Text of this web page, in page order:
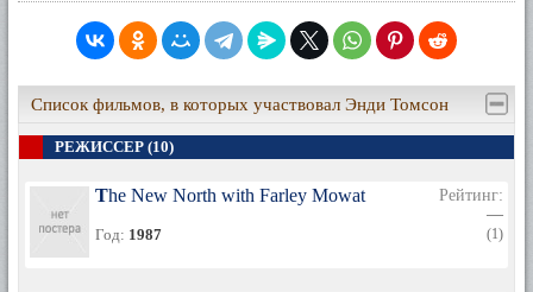
Список фильмов, в которых участвовал Энди Томсон
РЕЖИССЕР (10)
The New North with Farley Mowat
Год: 1987
Рейтинг:
—
(1)